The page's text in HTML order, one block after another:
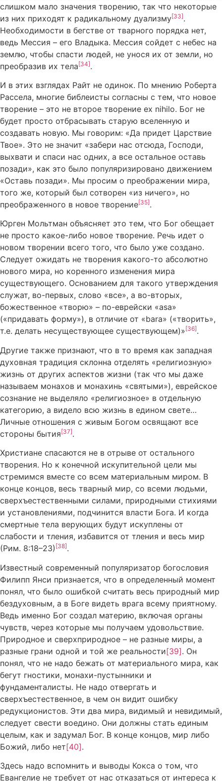
слишком мало значения творению, так что некоторые
из них приходят к радикальному дуализму[33].
Необходимости в бегстве от тварного порядка нет,
ведь Мессия – его Владыка. Мессия сойдет с небес на
землю, чтобы спасти людей, не унося их от земли, но
преобразив их тела[34].
И в этих взглядах Райт не одинок. По мнению Роберта
Рассела, многие библеисты согласны с тем, что новое
творение – это не второе творение ex nihilo. Бог не
будет просто отбрасывать старую вселенную и
создавать новую. Мы говорим: «Да придет Царствие
Твое». Это не значит «забери нас отсюда, Господи,
выхвати и спаси нас одних, а все остальное оставь
позади», как это было популяризировано движением
«Оставь позади». Мы просим о преображении мира,
того же, который был сотворен «из ничего», но
преображенного в новое творение[35].
Юрген Мольтман объясняет это тем, что Бог обещает
не просто какое-либо новое творение. Речь идет о
новом творении всего того, что было уже создано.
Следует ожидать не творения какого-то абсолютно
нового мира, но коренного изменения мира
существующего. Основанием для такого утверждения
служат, во-первых, слово «все», а во-вторых,
божественное «творю» – по-еврейски «asa»
(«придавать форму»), в отличие от «bara» («творить»,
т.е. делать несуществующее существующем)»[36].
Другие также признают, что в то время как западная
духовная традиция склонна отделять «религиозную»
жизнь от других аспектов жизни (так что мы даже
называем монахов и монахинь «святыми»), еврейское
сознание не выделяло «религиозное» в отдельную
категорию, а видело всю жизнь в едином свете…
Личные отношения с живым Богом освящают все
стороны бытия[37].
Христиане спасаются не в отрыве от остального
творения. Но к конечной искупительной цели мы
стремимся вместе со всем материальным миром. В
конце концов, весь тварный мир, со всеми людьми,
сверхъестественными силами, природными стихиями
и установлениями, подчинится власти Бога. И когда
смертные тела верующих будут искуплены от
слабости и тления, избавится от тления и весь мир
(Рим. 8:18–23) [38].
Известный современный популяризатор богословия
Филипп Янси признается, что в определенный момент
понял, что было ошибкой считать весь природный мир
бездуховным, а в Боге видеть врага всему приятному.
Ведь именно Бог создал материю, включая органы
чувств, через которые мы получаем удовольствие.
Природное и сверхприродное – не разные миры, а
разные грани одной и той же реальности[39]. Он
понял, что не надо бежать от материального мира, как
бегут гностики, монахи-пустынники и
фундаменталисты. Не надо отвергать и
сверхъестественное, в чем он видит ошибку
редукционистов. Эти два мира, видимый и невидимый,
следует свести воедино. Они должны стать единым
целым, как и задумал Бог. В конце концов, мир либо
Божий, либо нет[40].
Здесь надо вспомнить и выводы Кокса о том, что
Евангелие не требует от нас отказаться от интереса к